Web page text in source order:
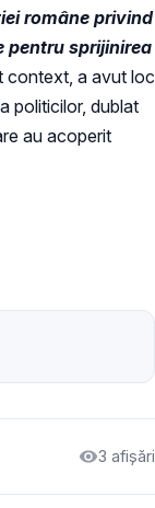
române privind
pentru sprijinirea
context, a avut loc
politicilor, dublat
au acoperit
3 afișări